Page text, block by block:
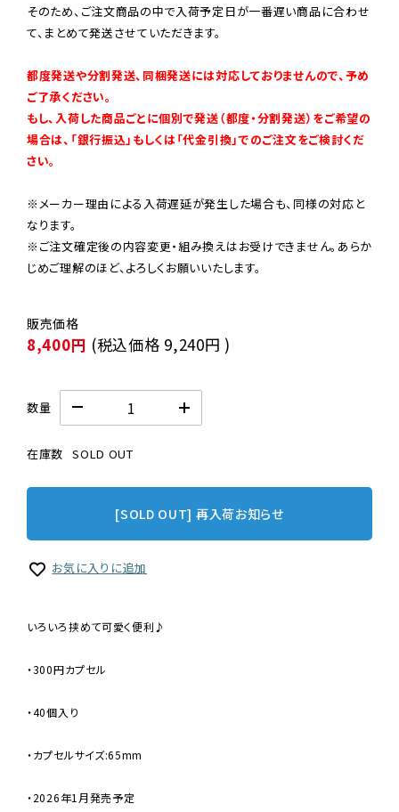
そのため、ご注文商品の中で入荷予定日が一番遅い商品に合わせ
て、まとめて発送させていただきます。
都度発送や分割発送、同梱発送には対応しておりませんので、予め
ご了承ください。
もし、入荷した商品ごとに個別で発送（都度・分割発送）をご希望の
場合は、「銀行振込」もしくは「代金引換」でのご注文をご検討くだ
さい。
※メーカー理由による入荷遅延が発生した場合も、同様の対応と
なります。
※ご注文確定後の内容変更・組み換えはお受けできません。あらか
じめご理解のほど、よろしくお願いいたします。
8,400円 (税込価格 9,240円 )
数量
在庫数 SOLD OUT
[SOLD OUT] 再入荷お知らせ
お気に入りに追加
いろいろ挟めて可愛く便利♪
・300円カプセル
・40個入り
・カプセルサイズ:65mm
・2026年1月発売予定